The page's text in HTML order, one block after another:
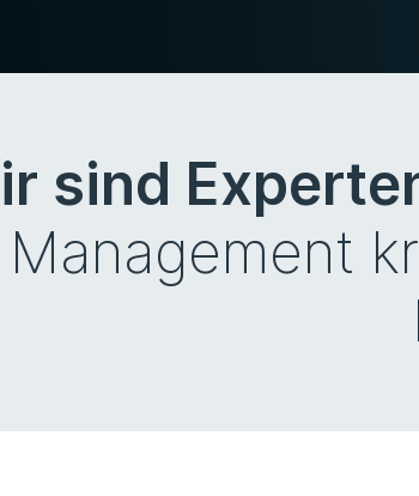
sind
Management